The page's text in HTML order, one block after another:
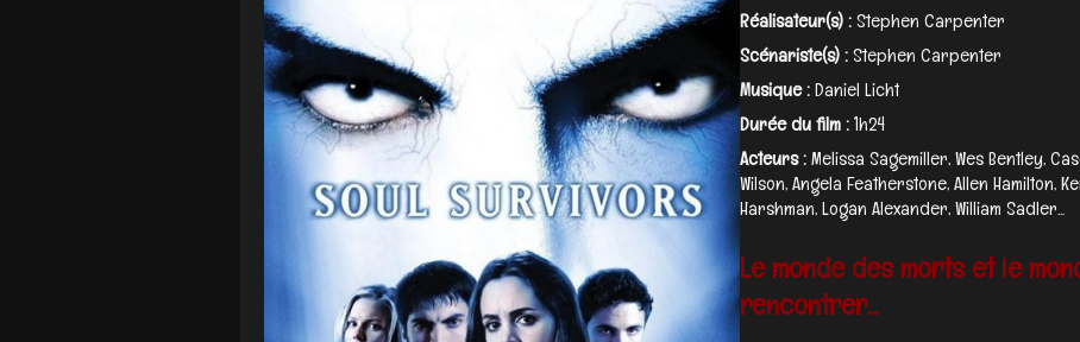
Réalisateur(s) :Stephen Carpenter
Scénariste(s) :Stephen Carpenter
Musique :Daniel Licht
Durée du film :1h24
Acteurs :Melissa Sagemiller, Wes Bentley,
Wilson, Angela Featherstone, Allen Hamilton,
Harshman, Logan Alexander, William Sadler...
Le monde des morts et le
rencontrer...